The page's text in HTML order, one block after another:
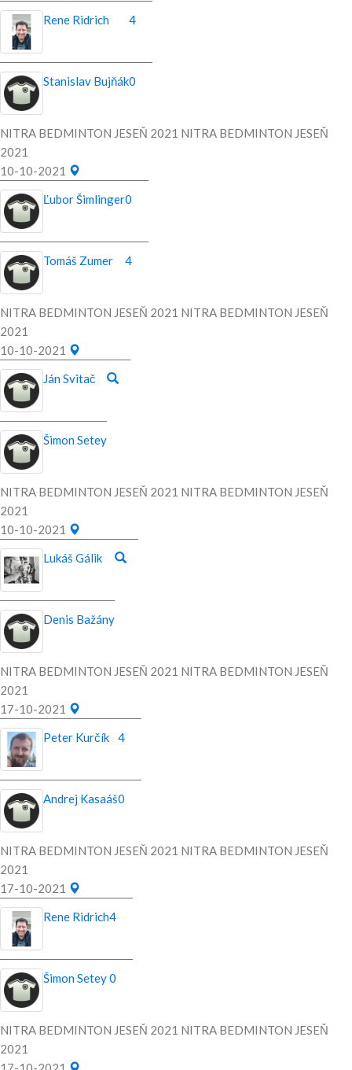
Rene Ridrich
4
Stanislav Bujňák0
NITRA BEDMINTON JESEŇ 2021 NITRA BEDMINTON JESEŇ
2021
10-10-2021
Ľubor Šimlinger0
Tomáš Zumer 4
NITRA BEDMINTON JESEŇ 2021 NITRA BEDMINTON JESEŇ
2021
10-10-2021
Ján Svitač
Šimon Setey
NITRA BEDMINTON JESEŇ 2021 NITRA BEDMINTON JESEŇ
2021
10-10-2021
Lukáš Gálik
Denis Bažány
NITRA BEDMINTON JESEŇ 2021 NITRA BEDMINTON JESEŇ
2021
17-10-2021
Peter Kurčík
4
Andrej Kasaáš0
NITRA BEDMINTON JESEŇ 2021 NITRA BEDMINTON JESEŇ
2021
17-10-2021
Rene Ridrich4
Šimon Setey0
NITRA BEDMINTON JESEŇ 2021 NITRA BEDMINTON JESEŇ
2021